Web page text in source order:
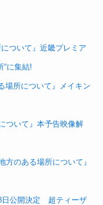
ついて』近畿プレミア
に集結!
場所について』メイキン
ついて』本予告映像解
のある場所について』
日公開決定 超ティーザ